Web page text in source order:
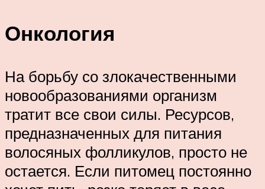
Онкология
На борьбу со злокачественными
новообразованиями организм
тратит все свои силы. Ресурсов,
предназначенных для питания
волосяных фолликулов, просто не
остается. Если питомец постоянно